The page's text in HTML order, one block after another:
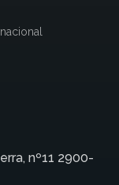
nº11 2900-